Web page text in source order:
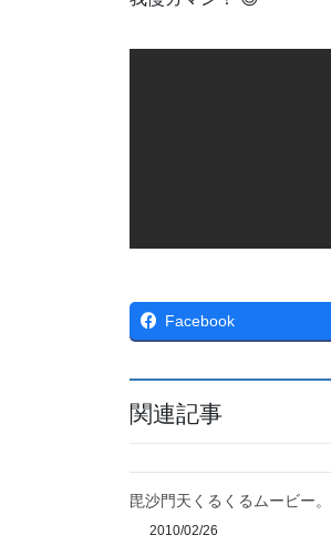
Facebook
関連記事
毘沙門天くるくるムービー。
2010/02/26